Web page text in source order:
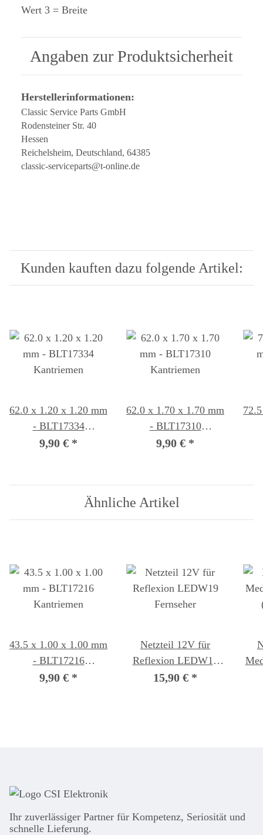
Wert 3 = Breite
Angaben zur Produktsicherheit
Herstellerinformationen:
Classic Service Parts GmbH
Rodensteiner Str. 40
Hessen
Reichelsheim, Deutschland, 64385
classic-serviceparts@t-online.de
Kunden kauften dazu folgende Artikel:
62.0 x 1.20 x 1.20 mm
- BLT17334
Kantriemen
9,90 € *
62.0 x 1.70 x 1.70 mm
- BLT17310
Kantriemen
9,90 € *
Ähnliche Artikel
43.5 x 1.00 x 1.00 mm
- BLT17216
Kantriemen
9,90 € *
Netzteil 12V für
Reflexion LEDW19
Fernseher
15,90 € *
Ihr zuver­läs­siger Partner für Kom­pe­tenz, Seri­osi­tät und
schnel­le Lie­ferung.